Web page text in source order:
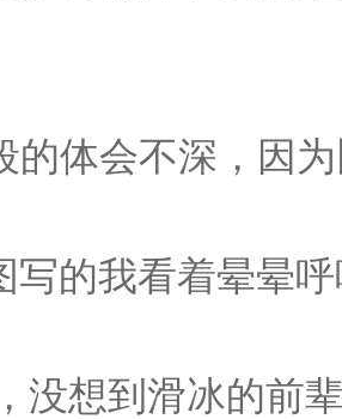
的体会不深，因
写的我看着晕晕
没想到滑冰的前